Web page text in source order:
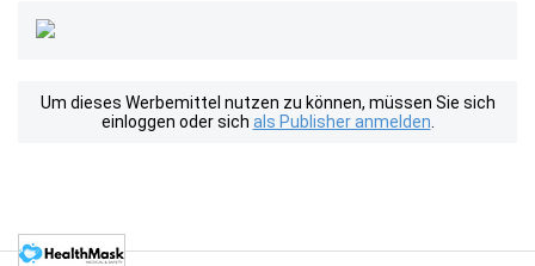
Um dieses Werbemittel nutzen zu können, müssen Sie sich
einloggen oder sich als Publisher anmelden